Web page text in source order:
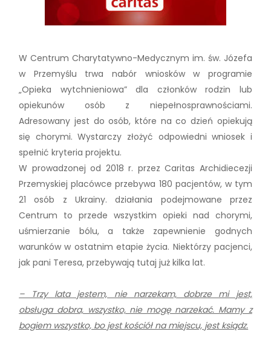
W Centrum Charytatywno-Medycznym im. św. Józefa
w Przemyślu trwa nabór wniosków w programie
„Opieka wytchnieniowa” dla członków rodzin lub
opiekunów osób z niepełnosprawnościami.
Adresowany jest do osób, które na co dzień opiekują
się chorymi. Wystarczy złożyć odpowiedni wniosek i
spełnić kryteria projektu.
W prowadzonej od 2018 r. przez Caritas Archidiecezji
Przemyskiej placówce przebywa 180 pacjentów, w tym
21 osób z Ukrainy. działania podejmowane przez
Centrum to przede wszystkim opieki nad chorymi,
uśmierzanie bólu, a także zapewnienie godnych
warunków w ostatnim etapie życia. Niektórzy pacjenci,
jak pani Teresa, przebywają tutaj już kilka lat.
– Trzy lata jestem, nie narzekam, dobrze mi jest,
obsługa dobra, wszystko, nie mogę narzekać. Mamy z
bogiem wszystko, bo jest kościół na miejscu, jest ksiądz.